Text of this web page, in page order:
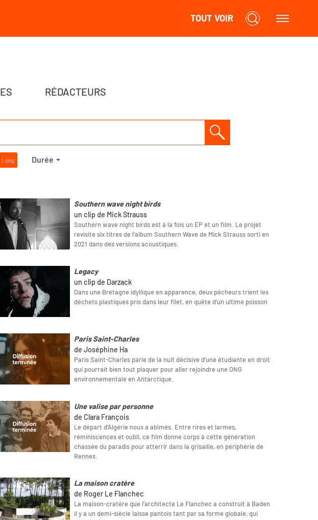
TOUT VOIR
RÉDACTEURS
Long Durée
Southern wave night birds
un clip de Mick Strauss
Southern wave night birds est à la fois un EP et un film. Le projet
revisite six titres de l’album Southern Wave de Mick Strauss sorti en
2021 dans des versions acoustiques.
Legacy
un clip de Darzack
Dans une Bretagne idyllique en apparence, deux pêcheurs trient les
déchets plastiques pris dans leur filet, en quête d’un ultime poisson
Paris Saint-Charles
de Joséphine Ha
Paris Saint-Charles parle de la nuit décisive d’une étudiante en droit
qui pourrait bien tout plaquer pour aller rejoindre une ONG
environnementale en Antarctique.
Une valise par personne
de Clara François
Le départ d’Algérie nous a abîmés. Entre rires et larmes,
réminiscences et oubli, ce film donne corps à cette génération
chassée du paradis pour atterrir dans la grisaille, en périphérie de
Rennes.
La maison cratère
de Roger Le Flanchec
La maison-cratère que l’architecte Le Flanchec a construit à Baden
il y a un demi-siècle laisse pantois tant par sa forme globale, qui